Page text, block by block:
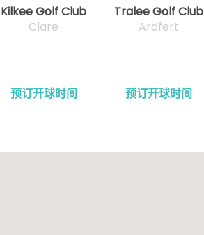
Kilkee Golf Club
Clare
预订开球时间
Tralee Golf Club
Ardfert
预订开球时间